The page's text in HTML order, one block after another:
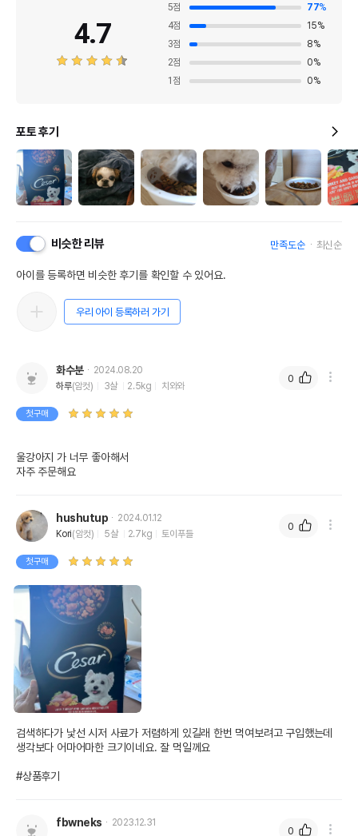
4.7
5점 77%
4점 15%
3점 8%
2점 0%
1 점 0%
포토 후기
비슷한 리뷰 만족도순 최신순
아이를 등록하면 비슷한 후기를 확인할 수 있어요.
우리 아이 등록하러 가기
화수분
2024.08.20
하루(암컷) 3살 2.5kg 치와와
첫구매
울강아지 가 너무 좋아해서
자주 주문해요
0
hushutup
2024.01.12
Kori(암컷) 5살 2.7kg 토이푸들
첫구매
검색하다가 낯선 시저 사료가 저렴하게 있길래 한번 먹여보려고 구입했는데
생각보다 어마어마한 크기이네요. 잘 먹일께요
#상품후기
0
fbwneks 2023.12.31
0